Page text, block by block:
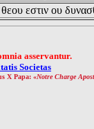
εστιν ου
asservantur.
Societas
X Papa: «Notre Charge